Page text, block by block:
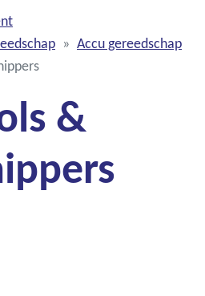
Accu gereedschap
&